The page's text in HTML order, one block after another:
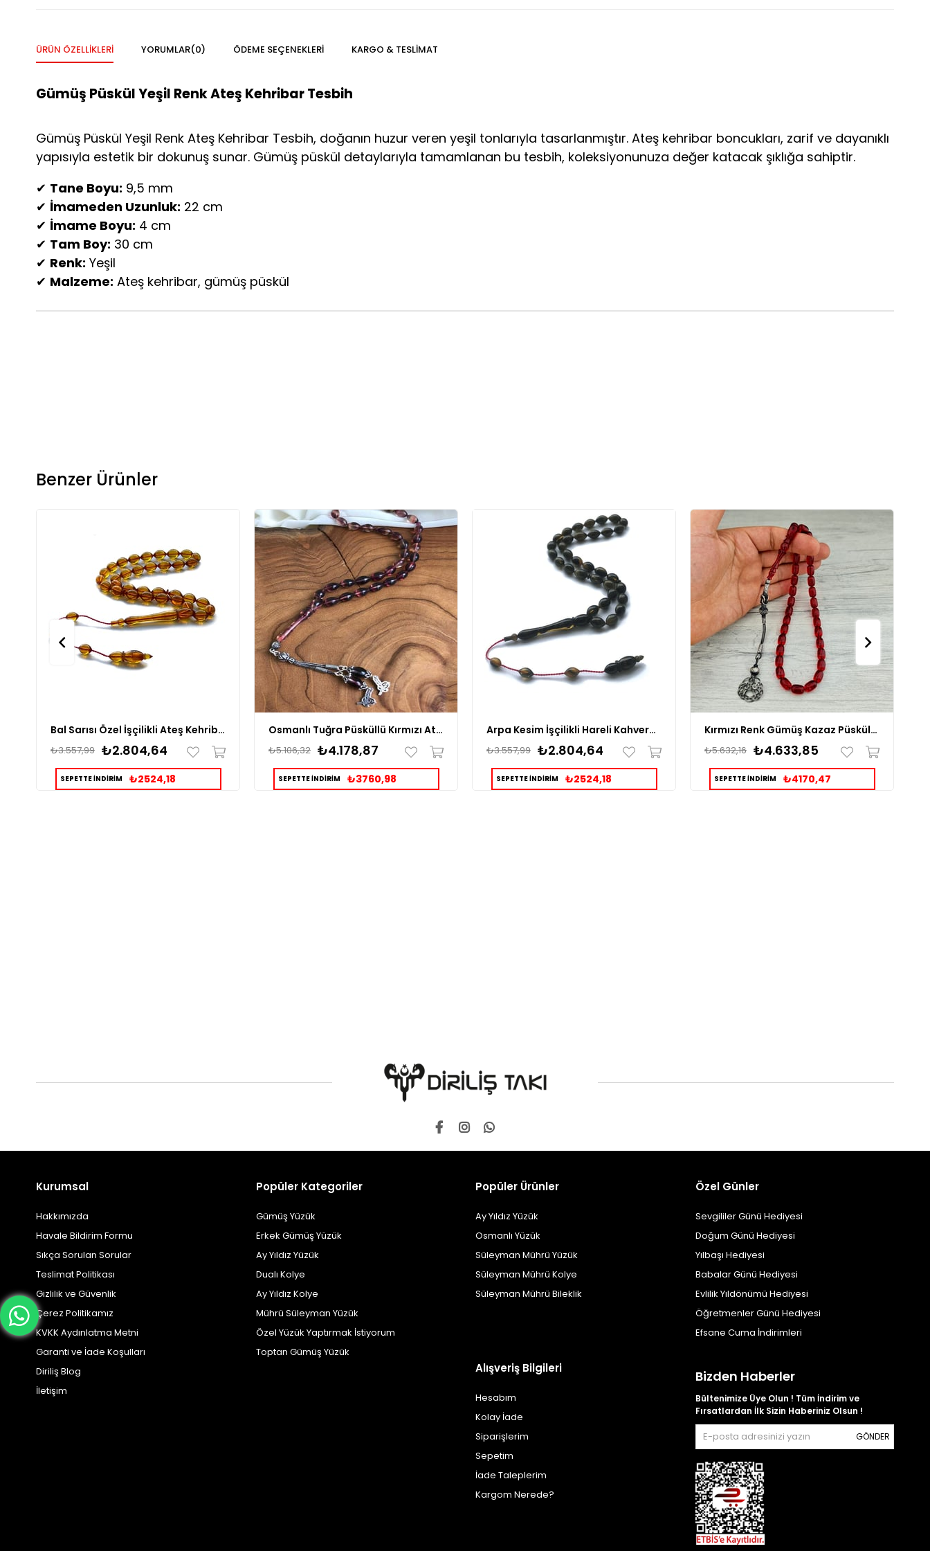
ÜRÜN ÖZELLIKLERI YORUMLAR(0) ÖDEME SEÇENEKLERI KARGO & TESLIMAT
Gümüş Püskül Yeşil Renk Ateş Kehribar Tesbih
Gümüş Püskül Yeşil Renk Ateş Kehribar Tesbih, doğanın huzur veren yeşil tonlarıyla tasarlanmıştır. Ateş kehribar boncukları, zarif ve dayanıklı
yapısıyla estetik bir dokunuş sunar. Gümüş püskül detaylarıyla tamamlanan bu tesbih, koleksiyonunuza değer katacak şıklığa sahiptir.
✔ Tane Boyu: 9,5 mm
✔ İmameden Uzunluk: 22 cm
✔ İmame Boyu: 4 cm
✔ Tam Boy: 30 cm
✔ Renk: Yeşil
✔ Malzeme: Ateş kehribar, gümüş püskül
Benzer Ürünler
Bal Sarısı Özel İşçilikli Ateş Kehribar Tesbih
₺2.804,64
₺3.557,99
SEPETTE İNDİRİM ₺2524,18
Osmanlı Tuğra Püsküllü Kırmızı Ateş Kehribar Tesbih
₺4.178,87
₺5.106,32
SEPETTE İNDİRİM ₺3760,98
Arpa Kesim İşçilikli Hareli Kahverengi Ateş Kehribar Tesbih
₺2.804,64
₺3.557,99
SEPETTE İNDİRİM ₺2524,18
Kırmızı Renk Gümüş Kazaz Püsküllü Ateş Kehribar Tesbih
₺4.633,85
₺5.632,16
SEPETTE İNDİRİM ₺4170,47
Kurumsal
Hakkımızda
Havale Bildirim Formu
Sıkça Sorulan Sorular
Teslimat Politikası
Gizlilik ve Güvenlik
Çerez Politikamız
KVKK Aydınlatma Metni
Garanti ve İade Koşulları
Diriliş Blog
İletişim
Popüler Kategoriler
Gümüş Yüzük
Erkek Gümüş Yüzük
Ay Yıldız Yüzük
Dualı Kolye
Ay Yıldız Kolye
Mührü Süleyman Yüzük
Özel Yüzük Yaptırmak İstiyorum
Toptan Gümüş Yüzük
Popüler Ürünler
Ay Yıldız Yüzük
Osmanlı Yüzük
Süleyman Mührü Yüzük
Süleyman Mührü Kolye
Süleyman Mührü Bileklik
Özel Günler
Sevgililer Günü Hediyesi
Doğum Günü Hediyesi
Yılbaşı Hediyesi
Babalar Günü Hediyesi
Evlilik Yıldönümü Hediyesi
Öğretmenler Günü Hediyesi
Efsane Cuma İndirimleri
Alışveriş Bilgileri
Hesabım
Kolay İade
Siparişlerim
Sepetim
İade Taleplerim
Kargom Nerede?
Bizden Haberler
Bültenimize Üye Olun ! Tüm İndirim ve
Fırsatlardan İlk Sizin Haberiniz Olsun !
GÖNDER